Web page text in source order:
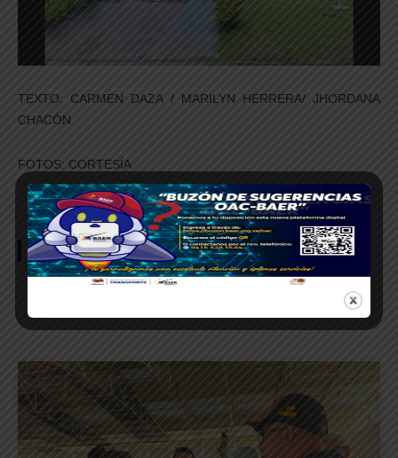
TEXTO: CARMEN DAZA / MARILYN HERRERA/ JHORDANA
CHACÓN
FOTOS: CORTESÍA
SÍGUENOS